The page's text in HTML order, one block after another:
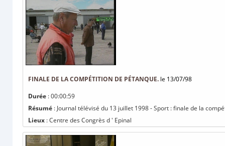
FINALE DE LA COMPÉTITION DE PÉTANQUE. le 13/07/98
Durée : 00:00:59
Résumé : Journal télévisé du 13 juillet 1998 - Sport : finale de la
Lieux : Centre des Congrès d ' Epinal